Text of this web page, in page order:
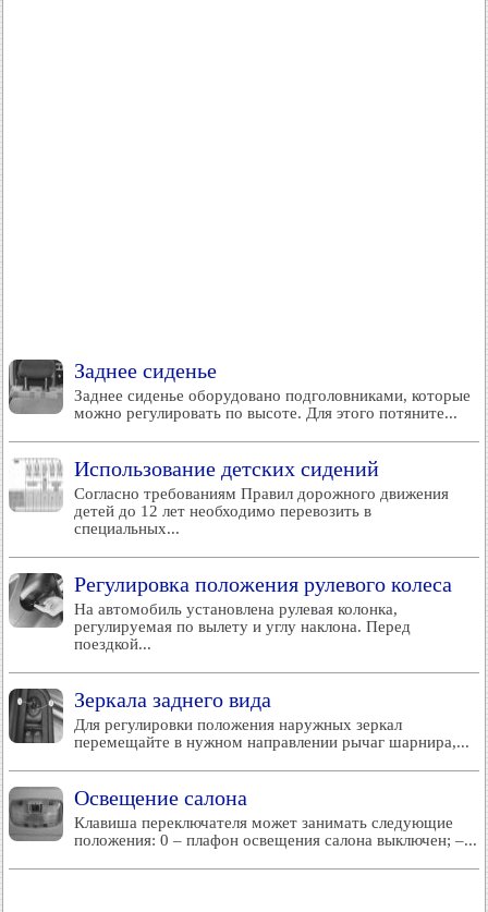
Заднее сиденье
Заднее сиденье оборудовано подголовниками, которые
можно регулировать по высоте. Для этого потяните...
Использование детских сидений
Согласно требованиям Правил дорожного движения
детей до 12 лет необходимо перевозить в
специальных...
Регулировка положения рулевого колеса
На автомобиль установлена рулевая колонка,
регулируемая по вылету и углу наклона. Перед
поездкой...
Зеркала заднего вида
Для регулировки положения наружных зеркал
перемещайте в нужном направлении рычаг шарнира,...
Освещение салона
Клавиша переключателя может занимать следующие
положения: 0 – плафон освещения салона выключен; –...